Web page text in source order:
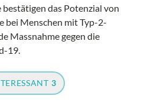
das Potenzial von
bei Menschen mit Typ-2-
Massnahme gegen die
19.
3